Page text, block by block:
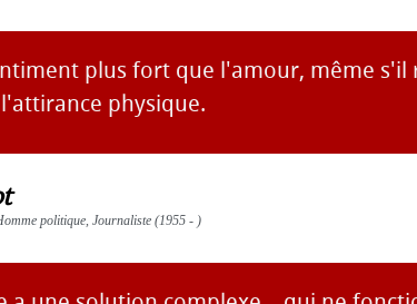
plus fort que l'amour, même s'il
physique.
politique, Journaliste (1955 - )